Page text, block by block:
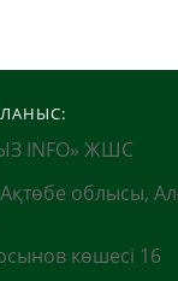
INFO» ЖШС
облысы,
көшесі 16